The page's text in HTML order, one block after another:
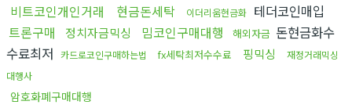
비트코인개인거래
현금돈세탁 이더리움현금화 테더코인매입
트론구매
정치자금믹싱 밈코인구매대행 해외자금 돈현금화수
수료최저 카드로코인구매하는법 fx세탁최저수수료 핑믹싱
재정거래믹싱
대행사
암호화폐구매대행